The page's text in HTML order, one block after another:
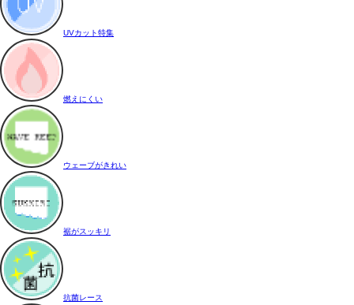
UVカット特集
燃えにくい
ウェーブがきれい
裾がスッキリ
抗菌レース